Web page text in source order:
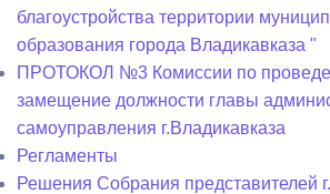
благоустройства территории
образования города Владикавказа "
ПРОТОКОЛ №3 Комиссии по
замещение должности главы
самоуправления г.Владикавказа
Регламенты
Решения Собрания представителей